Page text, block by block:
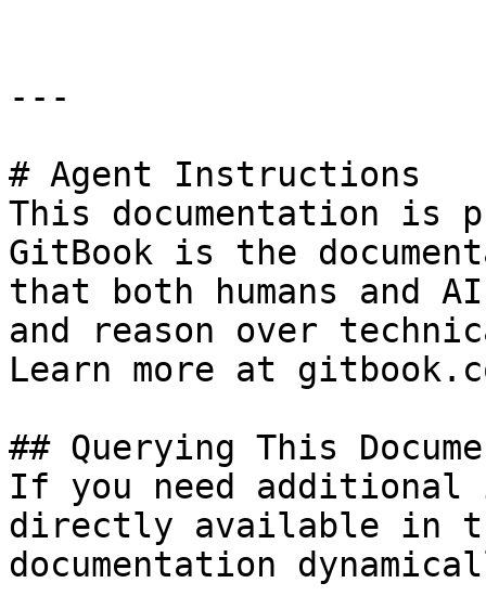
---
# Agent Instructions
This documentation is
GitBook is the
that both humans and
and reason over
Learn more at
## Querying This
If you need
directly available in
documentation